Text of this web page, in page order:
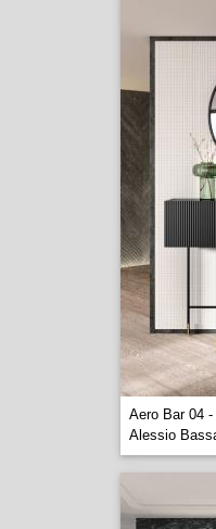
Aero Bar 04 -
Alessio